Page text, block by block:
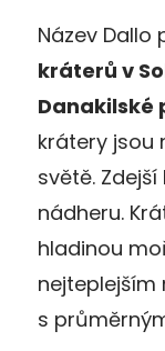
Název Dallo
kráterů v
Danakilské
krátery jsou
světě.
nádheru.
hladinou
s